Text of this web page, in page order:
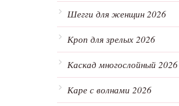
Шегги для женщин 2026
Кроп для зрелых 2026
Каскад многослойный 2026
Каре с волнами 2026